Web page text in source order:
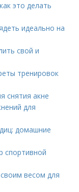
это делать
идеально на
свой и
тренировок
снятия акне
для
домашние
спортивной
весом для